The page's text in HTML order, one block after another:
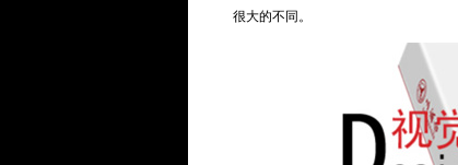
很大的不同。